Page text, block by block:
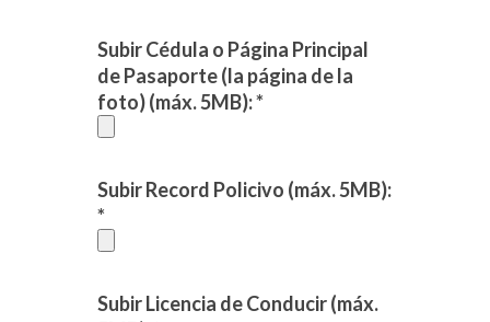
Subir Cédula o Página Principal
de Pasaporte (la página de la
foto) (máx. 5MB): *
Subir Record Policivo (máx. 5MB):
*
Subir Licencia de Conducir (máx.